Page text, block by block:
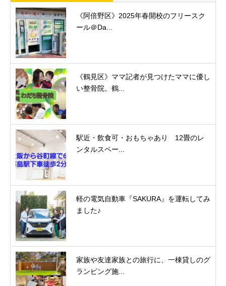
《阿倍野区》2025年春開校のフリースク
ール＠Da...
《鶴見区》ママ記者が見つけたママに優し
い整骨院。鶴...
駅近・飲食可・おもちゃあり 12畳のレ
ンタルスペー...
軽の電気自動車『SAKURA』を運転してみ
ました♪
家族や友達家族との旅行に、一棟貸しのグ
ランピング施...